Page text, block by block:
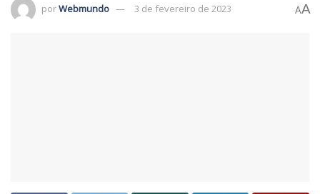
porWebmundo 3 de fevereiro de 2023 AA